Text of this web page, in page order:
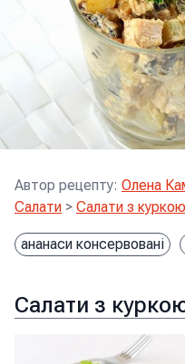
Автор рецепту: Олена
Салати > Салати з куркою
ананаси консервовані
Салати з